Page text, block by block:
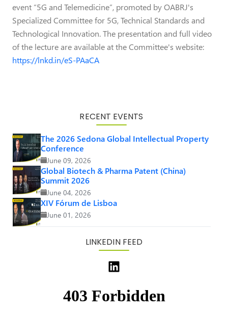
event “5G and Telemedicine”, promoted by OABRJ's
Specialized Committee for 5G, Technical Standards and
Technological Innovation. The presentation and full video
of the lecture are available at the Committee's website:
https://lnkd.in/eS-PAaCA
RECENT EVENTS
The 2026 Sedona Global Intellectual Property
Conference
June 09, 2026
Global Biotech & Pharma Patent (China)
Summit 2026
June 04, 2026
XIV Fórum de Lisboa
June 01, 2026
LINKEDIN FEED